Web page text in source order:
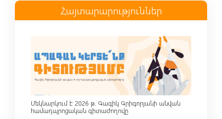
Հայտարարություններ
Մեկնարկում է 2026 թ. Գագիկ Գրիգորյանի անվան
համադպրոցական գիտաժողովը